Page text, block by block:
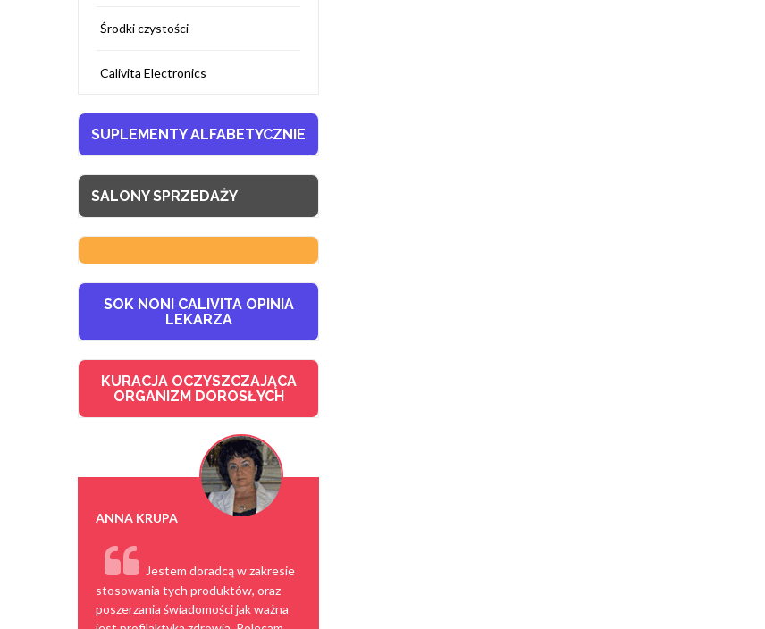
Środki czystości
Calivita Electronics
SUPLEMENTY ALFABETYCZNIE
SALONY SPRZEDAŻY
SOK NONI CALIVITA OPINIA
LEKARZA
KURACJA OCZYSZCZAJĄCA
ORGANIZM DOROSŁYCH
ANNA KRUPA
Jestem doradcą w zakresie
stosowania tych produktów, oraz
poszerzania świadomości jak ważna